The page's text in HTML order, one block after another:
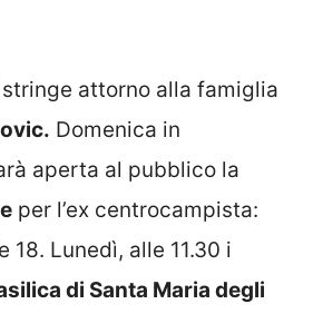
attorno alla famiglia
Domenica in
aperta al pubblico la
per l’ex centrocampista:
18. Lunedì, alle 11.30 i
di Santa Maria degli